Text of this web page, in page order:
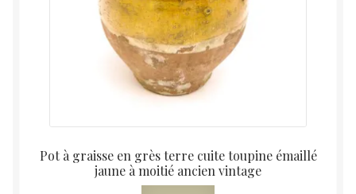
Pot à graisse en grès terre cuite toupine émaillé
jaune à moitié ancien vintage